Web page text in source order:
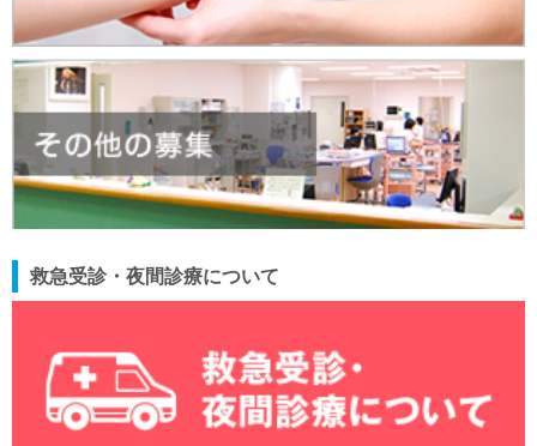
救急受診・夜間診療について